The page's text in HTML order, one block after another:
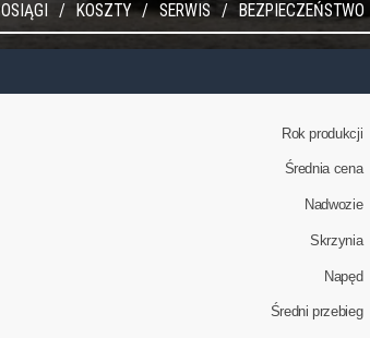
OSIĄGI KOSZTY SERWIS BEZPIECZEŃSTWO
Rok produkcji
Średnia cena
Nadwozie
Skrzynia
Napęd
Średni przebieg